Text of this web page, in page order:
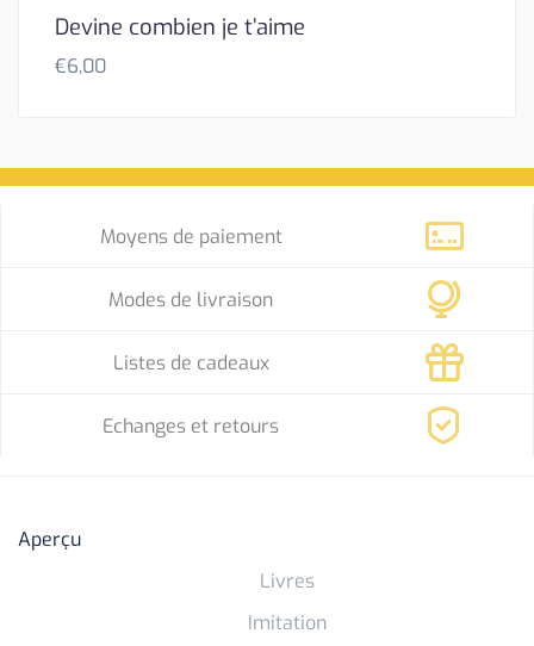
Devine combien je t’aime
€6,00
Moyens de paiement
Modes de livraison
Listes de cadeaux
Echanges et retours
Aperçu
Livres
Imitation